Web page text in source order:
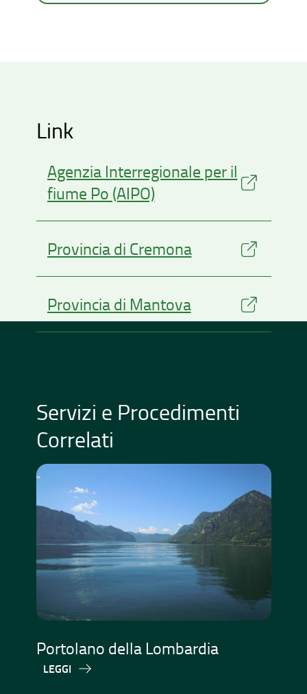
Link
Agenzia Interregionale per il
fiume Po (AIPO)
Provincia di Cremona
Provincia di Mantova
Servizi e Procedimenti
Correlati
Portolano della Lombardia
LEGGI